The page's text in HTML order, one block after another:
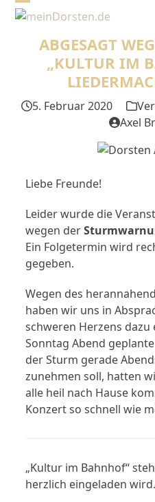
SkipOpen
mobile
menu
Close
mobile
menu
ABGESAGT
„KULTUR IM
5. Februar 2020
Axel
Liebe Freunde!
Leider wurde die
wegen der
Ein Folgetermin wird
gegeben.
Wegen des
haben wir uns in
schweren Herzens
Sonntag Abend
der Sturm gerade
zunehmen soll, hatten
alle heil nach Hause
Konzert so schnell wie
„Kultur im Bahnhof“
herzlich eingeladen wird.